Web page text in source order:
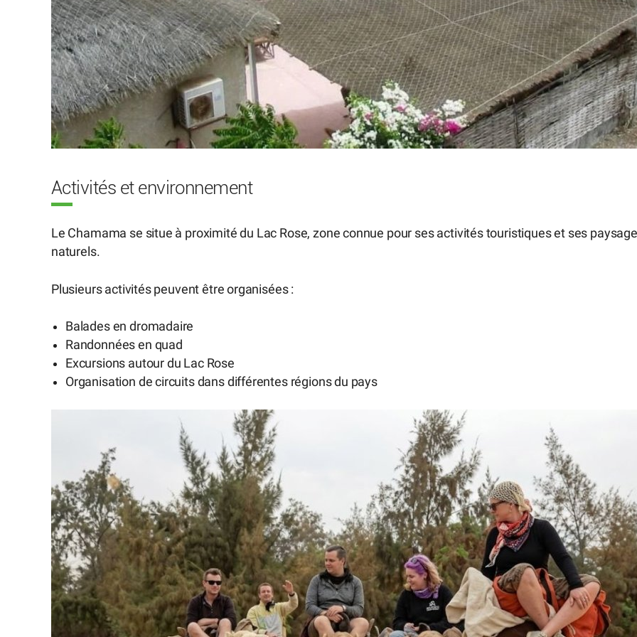
Activités et environnement
Le Chamama se situe à proximité du Lac Rose, zone connue pour ses activités touristiques et ses
naturels.
Plusieurs activités peuvent être organisées :
Balades en dromadaire
Randonnées en quad
Excursions autour du Lac Rose
Organisation de circuits dans différentes régions du pays